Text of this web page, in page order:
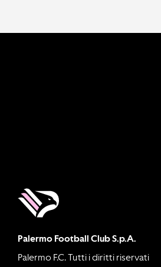
Palermo Football Club S.p.A.
Palermo F.C. Tutti i diritti riservati